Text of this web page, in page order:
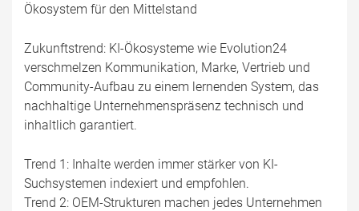
Ökosystem für den Mittelstand
Zukunftstrend: KI-Ökosysteme wie Evolution24
verschmelzen Kommunikation, Marke, Vertrieb und
Community-Aufbau zu einem lernenden System, das
nachhaltige Unternehmenspräsenz technisch und
inhaltlich garantiert.
Trend 1: Inhalte werden immer stärker von KI-
Suchsystemen indexiert und empfohlen.
Trend 2: OEM-Strukturen machen jedes Unternehmen